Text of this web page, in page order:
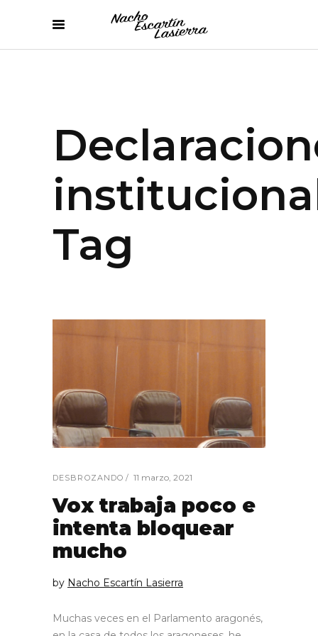
Tag
DESBROZANDO 11 marzo, 2021
Vox trabaja poco e
intenta bloquear
mucho
by Nacho Escartín Lasierra
Muchas veces en el Parlamento aragonés,